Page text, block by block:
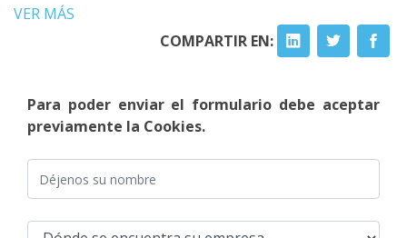
VER MÁS
COMPARTIR EN:
Para poder enviar el formulario debe aceptar
previamente la Cookies.